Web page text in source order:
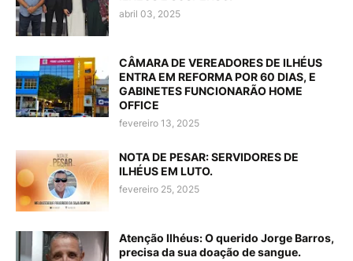
abril 03, 2025
CÂMARA DE VEREADORES DE ILHÉUS
ENTRA EM REFORMA POR 60 DIAS, E
GABINETES FUNCIONARÃO HOME
OFFICE
fevereiro 13, 2025
NOTA DE PESAR: SERVIDORES DE
ILHÉUS EM LUTO.
fevereiro 25, 2025
Atenção Ilhéus: O querido Jorge Barros,
precisa da sua doação de sangue.